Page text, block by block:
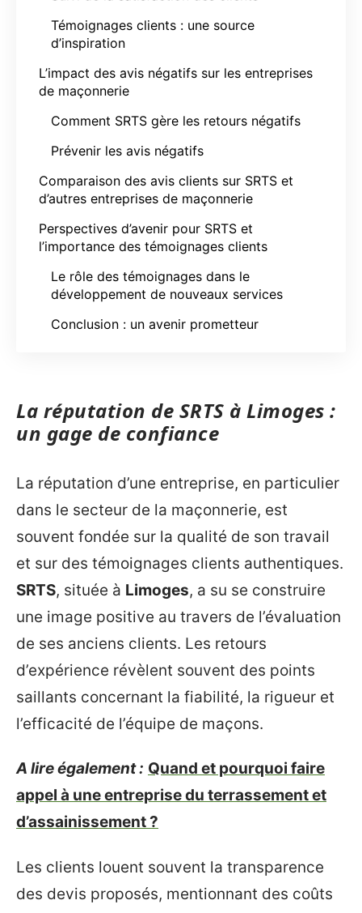
Témoignages clients : une source
d’inspiration
L’impact des avis négatifs sur les entreprises
de maçonnerie
Comment SRTS gère les retours négatifs
Prévenir les avis négatifs
Comparaison des avis clients sur SRTS et
d’autres entreprises de maçonnerie
Perspectives d’avenir pour SRTS et
l’importance des témoignages clients
Le rôle des témoignages dans le
développement de nouveaux services
Conclusion : un avenir prometteur
La réputation de SRTS à Limoges :
un gage de confiance
La réputation d’une entreprise, en particulier
dans le secteur de la maçonnerie, est
souvent fondée sur la qualité de son travail
et sur des témoignages clients authentiques.
SRTS, située à Limoges, a su se construire
une image positive au travers de l’évaluation
de ses anciens clients. Les retours
d’expérience révèlent souvent des points
saillants concernant la fiabilité, la rigueur et
l’efficacité de l’équipe de maçons.
A lire également : Quand et pourquoi faire
appel à une entreprise du terrassement et
d’assainissement ?
Les clients louent souvent la transparence
des devis proposés, mentionnant des coûts